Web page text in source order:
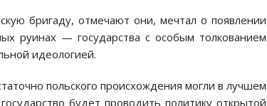
бригаду, отмечают они, мечтал о появлении
руинах — государства с особым толкованием
идеологией.
польского происхождения могли в лучшем
будет проводить политику открытой